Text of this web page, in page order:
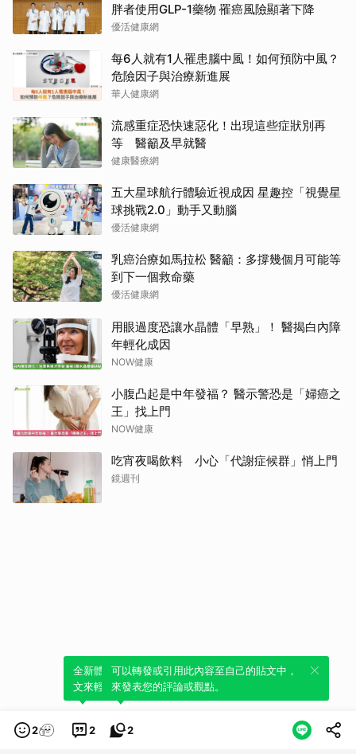
胖者使用GLP-1藥物 罹癌風險顯著下降
優活健康網
每6人就有1人罹患腦中風！如何預防中風？
危險因子與治療新進展
華人健康網
流感重症恐快速惡化！出現這些症狀別再
等 醫籲及早就醫
健康醫療網
五大星球航行體驗近視成因 星趣控「視覺星
球挑戰2.0」動手又動腦
優活健康網
乳癌治療如馬拉松 醫籲：多撐幾個月可能等
到下一個救命藥
優活健康網
用眼過度恐讓水晶體「早熟」！ 醫揭白內障
年輕化成因
NOW健康
小腹凸起是中年發福？ 醫示警恐是「婦癌之
王」找上門
NOW健康
吃宵夜喝飲料 小心「代謝症候群」悄上門
鏡週刊
2 2
全新體驗！一鍵引用此內容，透過發布貼
文來輕鬆表達個人立場。
2
可以轉發或引用此內容至自己的貼文中，
來發表您的評論或觀點。